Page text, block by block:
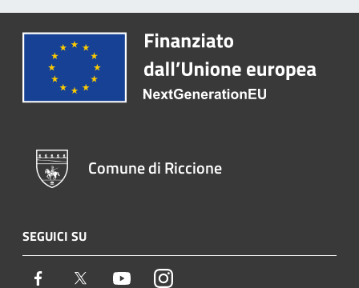
Comune di Riccione
SEGUICI SU
Facebook Twitter YoutubeInstagram